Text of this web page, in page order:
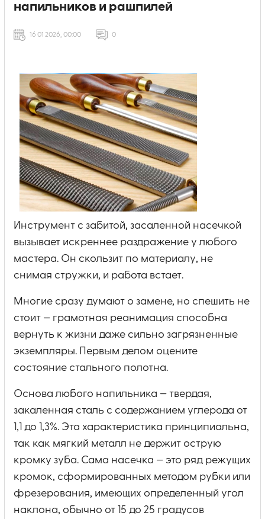
напильников и рашпилей
16 01 2026, 00:00 0
Инструмент с забитой, засаленной насечкой
вызывает искреннее раздражение у любого
мастера. Он скользит по материалу, не
снимая стружки, и работа встает.
Многие сразу думают о замене, но спешить не
стоит — грамотная реанимация способна
вернуть к жизни даже сильно загрязненные
экземпляры. Первым делом оцените
состояние стального полотна.
Основа любого напильника — твердая,
закаленная сталь с содержанием углерода от
1,1 до 1,3%. Эта характеристика принципиальна,
так как мягкий металл не держит острую
кромку зуба. Сама насечка — это ряд режущих
кромок, сформированных методом рубки или
фрезерования, имеющих определенный угол
наклона, обычно от 15 до 25 градусов